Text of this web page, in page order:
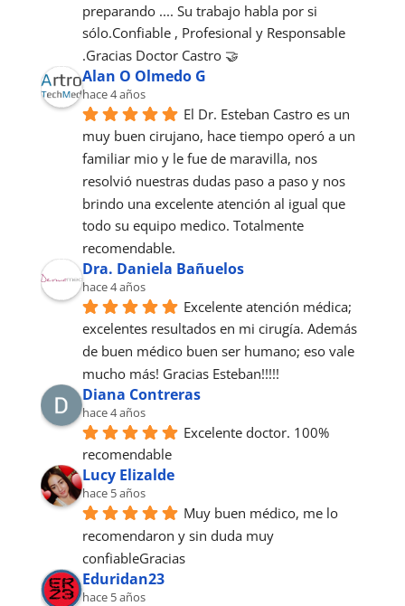
preparando .... Su trabajo habla por si
sólo.Confiable , Profesional y Responsable
.Gracias Doctor Castro 🤝
Alan O Olmedo G
hace 4 años
El Dr. Esteban Castro es un
muy buen cirujano, hace tiempo operó a un
familiar mio y le fue de maravilla, nos
resolvió nuestras dudas paso a paso y nos
brindo una excelente atención al igual que
todo su equipo medico. Totalmente
recomendable.
Dra. Daniela Bañuelos
hace 4 años
Excelente atención médica;
excelentes resultados en mi cirugía. Además
de buen médico buen ser humano; eso vale
mucho más! Gracias Esteban!!!!!
Diana Contreras
hace 4 años
Excelente doctor. 100%
recomendable
Lucy Elizalde
hace 5 años
Muy buen médico, me lo
recomendaron y sin duda muy
confiableGracias
Eduridan23
hace 5 años